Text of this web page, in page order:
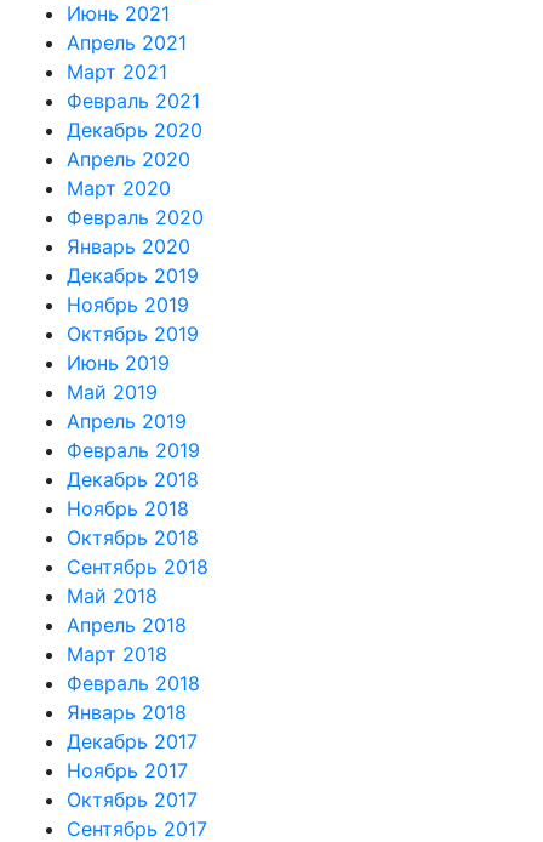
Июнь 2021
Апрель 2021
Март 2021
Февраль 2021
Декабрь 2020
Апрель 2020
Март 2020
Февраль 2020
Январь 2020
Декабрь 2019
Ноябрь 2019
Октябрь 2019
Июнь 2019
Май 2019
Апрель 2019
Февраль 2019
Декабрь 2018
Ноябрь 2018
Октябрь 2018
Сентябрь 2018
Май 2018
Апрель 2018
Март 2018
Февраль 2018
Январь 2018
Декабрь 2017
Ноябрь 2017
Октябрь 2017
Сентябрь 2017